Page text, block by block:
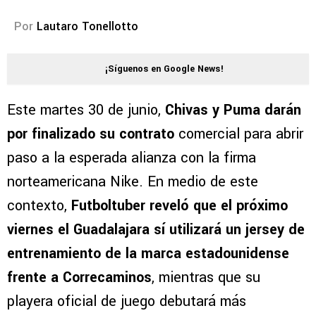
Por Lautaro Tonellotto
¡Síguenos en Google News!
Este martes 30 de junio, Chivas y Puma darán
por finalizado su contrato comercial para abrir
paso a la esperada alianza con la firma
norteamericana Nike. En medio de este
contexto, Futboltuber reveló que el próximo
viernes el Guadalajara sí utilizará un jersey de
entrenamiento de la marca estadounidense
frente a Correcaminos, mientras que su
playera oficial de juego debutará más